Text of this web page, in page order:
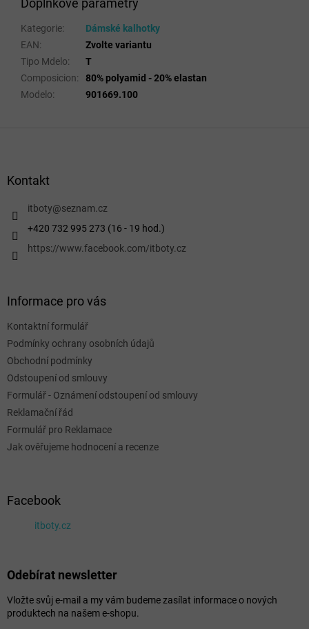
Doplňkové parametry
Kategorie:
Dámské kalhotky
EAN:
Zvolte variantu
Tipo Mdelo:
T
Composicion:
80% polyamid - 20% elastan
Modelo: 901669.100
Kontakt
itboty@seznam.cz
+420 732 995 273 (16 - 19 hod.)
https://www.facebook.com/itboty.cz
Informace pro vás
Kontaktní formulář
Podmínky ochrany osobních údajů
Obchodní podmínky
Odstoupení od smlouvy
Formulář - Oznámení odstoupení od smlouvy
Reklamační řád
Formulář pro Reklamace
Jak ověřujeme hodnocení a recenze
Facebook
itboty.cz
Odebírat newsletter
Vložte svůj e-mail a my vám budeme zasílat informace o nových
produktech na našem e-shopu.